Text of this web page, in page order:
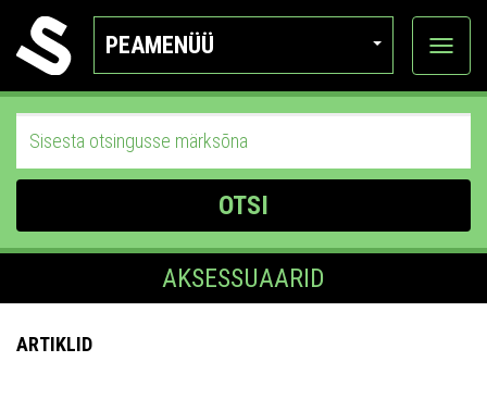
PEAMENÜÜ
Ava
OTSI
AKSESSUAARID
ARTIKLID